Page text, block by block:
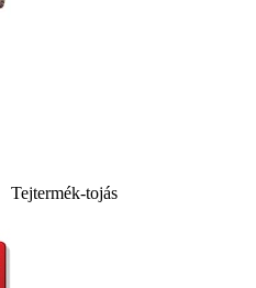
Tejtermék-tojás